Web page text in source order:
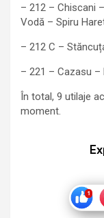
– 212 – Chiscani
Vodă – Spiru
– 212 C –
– 221 – Cazasu –
În total, 9 utilaje
moment.